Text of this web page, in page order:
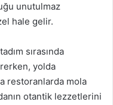
unutulmaz
hale gelir.
sırasında
yolda
restoranlarda mola
otantik lezzetlerini